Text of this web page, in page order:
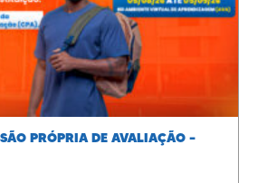
PRÓPRIA DE AVALIAÇÃO –